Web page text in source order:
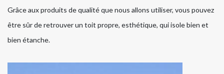
Grâce aux produits de qualité que nous allons utiliser, vous pouvez
être sûr de retrouver un toit propre, esthétique, qui isole bien et
bien étanche.